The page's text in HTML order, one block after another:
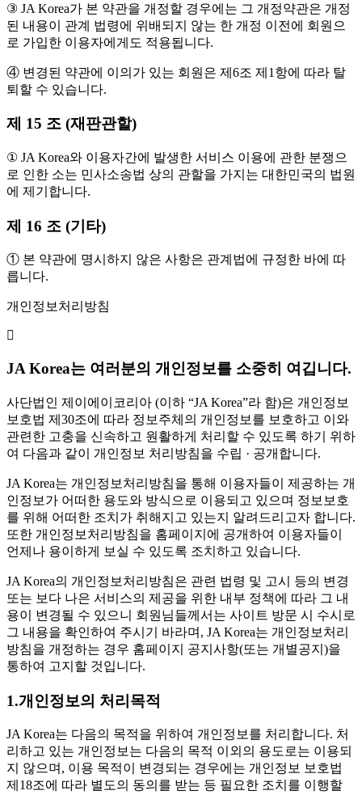
③ JA Korea가 본 약관을 개정할 경우에는 그 개정약관은 개정
된 내용이 관계 법령에 위배되지 않는 한 개정 이전에 회원으
로 가입한 이용자에게도 적용됩니다.
④ 변경된 약관에 이의가 있는 회원은 제6조 제1항에 따라 탈
퇴할 수 있습니다.
제 15 조 (재판관할)
① JA Korea와 이용자간에 발생한 서비스 이용에 관한 분쟁으
로 인한 소는 민사소송법 상의 관할을 가지는 대한민국의 법원
에 제기합니다.
제 16 조 (기타)
① 본 약관에 명시하지 않은 사항은 관계법에 규정한 바에 따
릅니다.
개인정보처리방침
JA Korea는 여러분의 개인정보를 소중히 여깁니다.
사단법인 제이에이코리아 (이하 “JA Korea”라 함)은 개인정보
보호법 제30조에 따라 정보주체의 개인정보를 보호하고 이와
관련한 고충을 신속하고 원활하게 처리할 수 있도록 하기 위하
여 다음과 같이 개인정보 처리방침을 수립 · 공개합니다.
JA Korea는 개인정보처리방침을 통해 이용자들이 제공하는 개
인정보가 어떠한 용도와 방식으로 이용되고 있으며 정보보호
를 위해 어떠한 조치가 취해지고 있는지 알려드리고자 합니다.
또한 개인정보처리방침을 홈페이지에 공개하여 이용자들이
언제나 용이하게 보실 수 있도록 조치하고 있습니다.
JA Korea의 개인정보처리방침은 관련 법령 및 고시 등의 변경
또는 보다 나은 서비스의 제공을 위한 내부 정책에 따라 그 내
용이 변경될 수 있으니 회원님들께서는 사이트 방문 시 수시로
그 내용을 확인하여 주시기 바라며, JA Korea는 개인정보처리
방침을 개정하는 경우 홈페이지 공지사항(또는 개별공지)을
통하여 고지할 것입니다.
1.개인정보의 처리목적
JA Korea는 다음의 목적을 위하여 개인정보를 처리합니다. 처
리하고 있는 개인정보는 다음의 목적 이외의 용도로는 이용되
지 않으며, 이용 목적이 변경되는 경우에는 개인정보 보호법
제18조에 따라 별도의 동의를 받는 등 필요한 조치를 이행할